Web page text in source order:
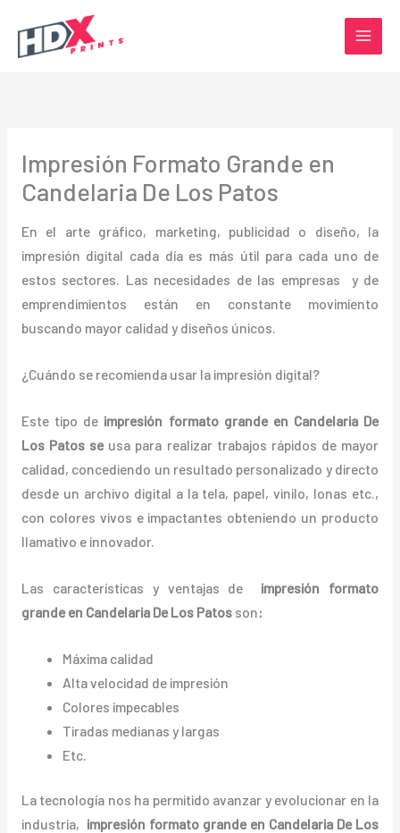
contenido
Impresión Formato Grande en
Candelaria De Los Patos
En el arte gráfico, marketing, publicidad o diseño, la
impresión digital cada día es más útil para cada uno de
estos sectores. Las necesidades de las empresas y de
emprendimientos están en constante movimiento
buscando mayor calidad y diseños únicos.
¿Cuándo se recomienda usar la impresión digital?
Este tipo de impresión formato grande en Candelaria De
Los Patos seusa para realizar trabajos rápidos de mayor
calidad, concediendo un resultado personalizado y directo
desde un archivo digital a la tela, papel, vinilo, lonas etc.,
con colores vivos e impactantes obteniendo un producto
llamativo e innovador.
Las características y ventajas de impresión formato
grande en Candelaria De Los Patos son:
Máxima calidad
Alta velocidad de impresión
Colores impecables
Tiradas medianas y largas
Etc.
La tecnología nos ha permitido avanzar y evolucionar en la
industria, impresión formato grandeen Candelaria De Los